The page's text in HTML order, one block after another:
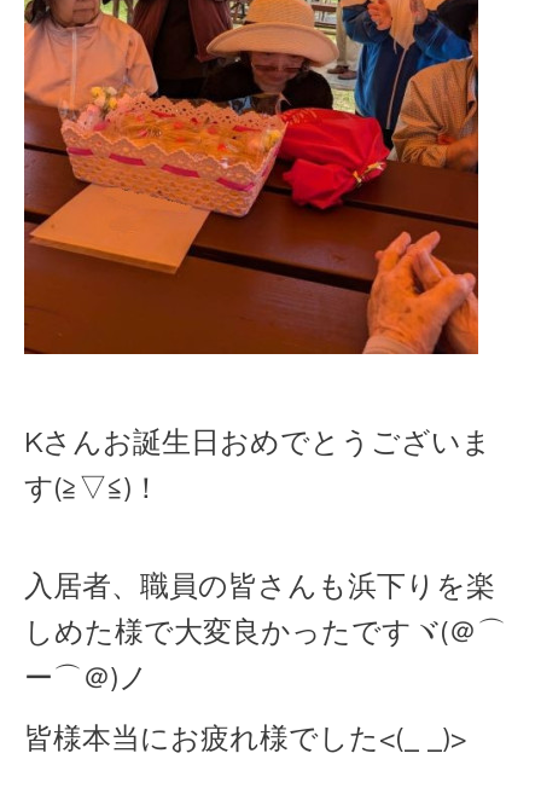
Kさんお誕生日おめでとうございま
す(≧▽≦)！
入居者、職員の皆さんも浜下りを楽
しめた様で大変良かったですヾ(＠⌒
ー⌒＠)ノ
皆様本当にお疲れ様でした<(_ _)>